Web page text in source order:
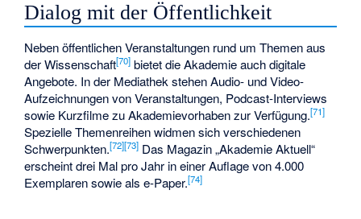
Dialog mit der Öffentlichkeit
Neben öffentlichen Veranstaltungen rund um Themen aus
der Wissenschaft[70] bietet die Akademie auch digitale
Angebote. In der Mediathek stehen Audio- und Video-
Aufzeichnungen von Veranstaltungen, Podcast-Interviews
sowie Kurzfilme zu Akademievorhaben zur Verfügung.[71]
Spezielle Themenreihen widmen sich verschiedenen
Schwerpunkten.[72][73] Das Magazin „Akademie Aktuell“
erscheint drei Mal pro Jahr in einer Auflage von 4.000
Exemplaren sowie als e-Paper.[74]